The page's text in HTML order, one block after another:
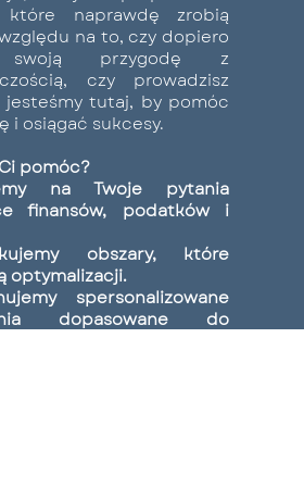
które naprawdę zrobią
na to, czy dopiero
swoją przygodę z
czy prowadzisz
tutaj, by pomóc
i osiągać sukcesy.
pomóc?
na Twoje pytania
finansów, podatków i
obszary, które
optymalizacji.
spersonalizowane
dopasowane do